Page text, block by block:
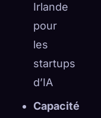
Irlande
pour
les
startups
d’IA
Capacité